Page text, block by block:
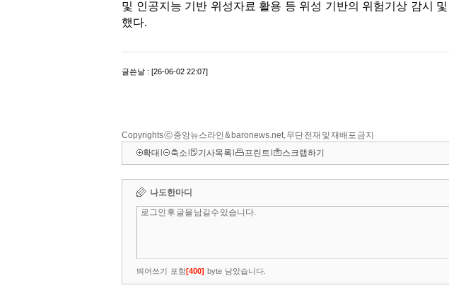
Copyrights ⓒ 중앙뉴스라인 & baronews.net, 무단 전재 및 재배포 금지
확대
축소 기사목록 프린트 스크랩하기